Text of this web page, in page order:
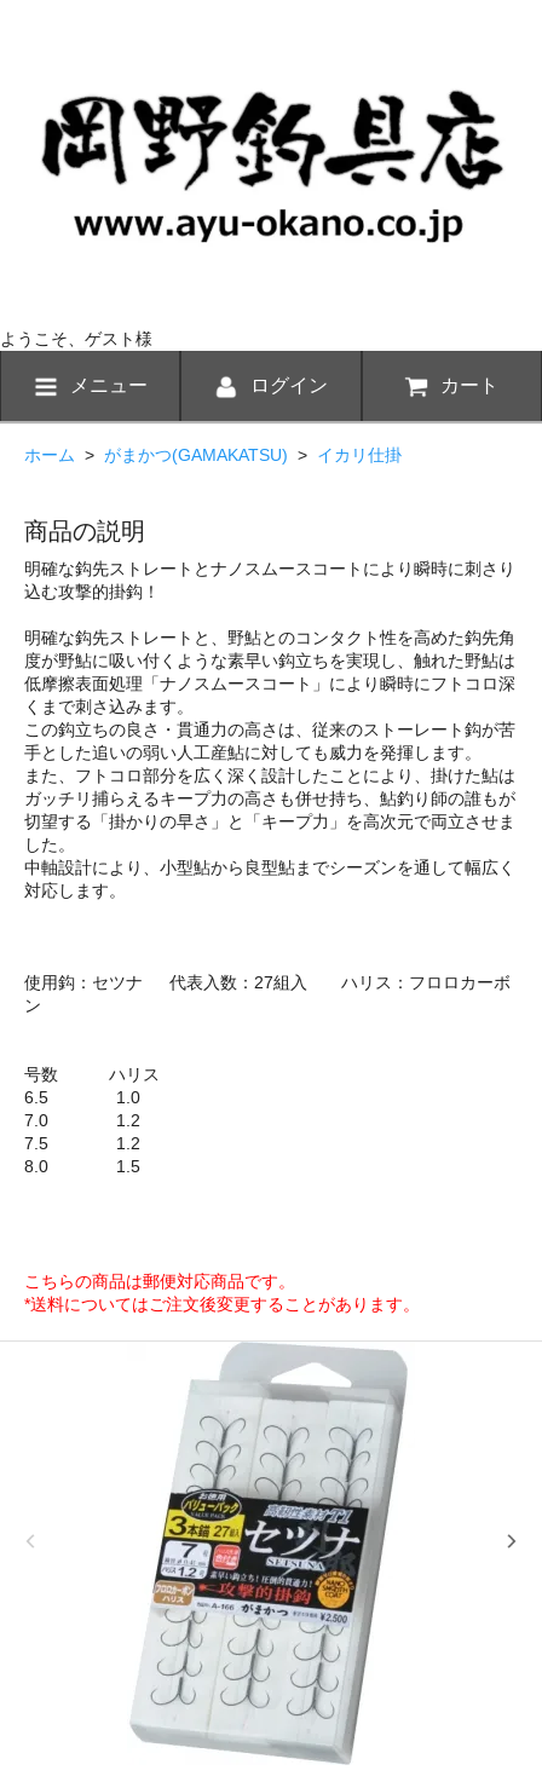
ようこそ、ゲスト様
メニュー ログイン カート
ホーム > がまかつ(GAMAKATSU) > イカリ仕掛
商品の説明
明確な鈎先ストレートとナノスムースコートにより瞬時に刺さり
込む攻撃的掛鈎！
明確な鈎先ストレートと、野鮎とのコンタクト性を高めた鈎先角
度が野鮎に吸い付くような素早い鈎立ちを実現し、触れた野鮎は
低摩擦表面処理「ナノスムースコート」により瞬時にフトコロ深
くまで刺さ込みます。
この鈎立ちの良さ・貫通力の高さは、従来のストーレート鈎が苦
手とした追いの弱い人工産鮎に対しても威力を発揮します。
また、フトコロ部分を広く深く設計したことにより、掛けた鮎は
ガッチリ捕らえるキープ力の高さも併せ持ち、鮎釣り師の誰もが
切望する「掛かりの早さ」と「キープ力」を高次元で両立させま
した。
中軸設計により、小型鮎から良型鮎までシーズンを通して幅広く
対応します。
使用鈎：セツナ 代表入数：27組入 ハリス：フロロカーボ
ン
号数 ハリス
6.5 1.0
7.0 1.2
7.5 1.2
8.0 1.5
こちらの商品は郵便対応商品です。
*送料についてはご注文後変更することがあります。